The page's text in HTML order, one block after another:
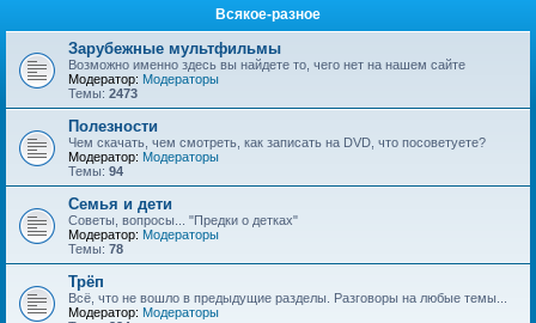
Всякое-разное
Зарубежные мультфильмы
Возможно именно здесь вы найдете то, чего нет на нашем сайте
Модератор: Модераторы
Темы: 2473
Полезности
Чем скачать, чем смотреть, как записать на DVD, что посоветуете?
Модератор: Модераторы
Темы: 94
Семья и дети
Советы, вопросы... "Предки о детках"
Модератор: Модераторы
Темы: 78
Трёп
Всё, что не вошло в предыдущие разделы. Разговоры на любые темы...
Модератор: Модераторы